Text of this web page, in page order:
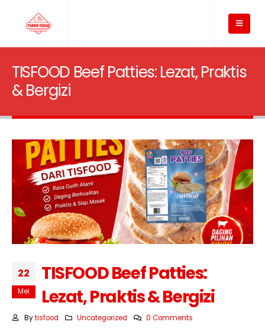
TISFOOD Beef Patties: Lezat, Praktis
& Bergizi
22
Mei
TISFOOD Beef Patties:
Lezat, Praktis & Bergizi
By tisfood Uncategorized 0 Comments